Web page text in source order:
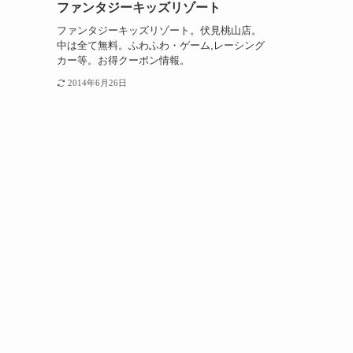
ファンタジーキッズリゾート
ファンタジーキッズリゾート。伏見桃山店。
中は全て無料。ふわふわ・ゲーム,レーシング
カー等。お得クーポン情報。
2014年6月26日